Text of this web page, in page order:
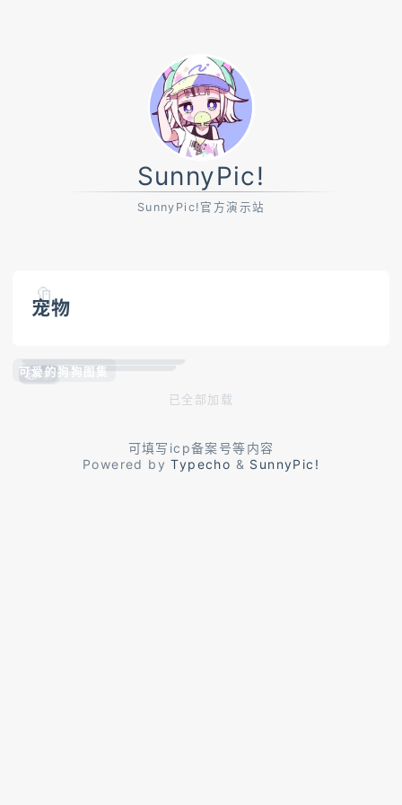
SunnyPic!
SunnyPic!官方演示站
宠物
🔖
2年前
22
可爱的狗狗图集
已全部加载
可填写icp备案号等内容
Powered by Typecho & SunnyPic!